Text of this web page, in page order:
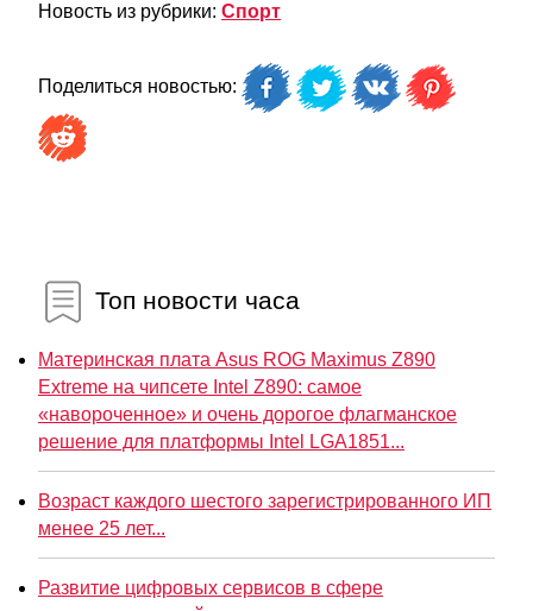
Новость из рубрики: Спорт
Поделиться новостью:
Топ новости часа
Материнская плата Asus ROG Maximus Z890
Extreme на чипсете Intel Z890: самое
«навороченное» и очень дорогое флагманское
решение для платформы Intel LGA1851...
Возраст каждого шестого зарегистрированного ИП
менее 25 лет...
Развитие цифровых сервисов в сфере